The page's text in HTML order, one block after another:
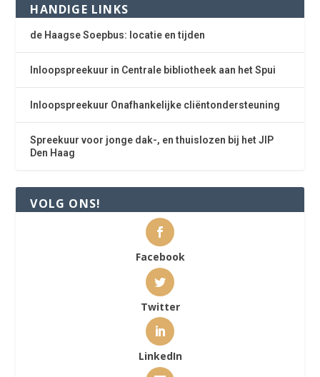
HANDIGE LINKS
de Haagse Soepbus: locatie en tijden
Inloopspreekuur in Centrale bibliotheek aan het Spui
Inloopspreekuur Onafhankelijke cliëntondersteuning
Spreekuur voor jonge dak-, en thuislozen bij het JIP
Den Haag
VOLG ONS!
Facebook
Twitter
LinkedIn